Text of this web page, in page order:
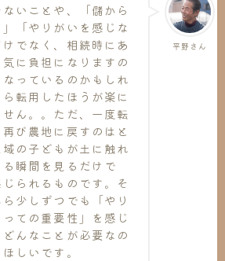
平野さん
いことや、「儲から
「やりがいを感じな
でなく、相続時にあ
に負担になりますの
っているのかもしれ
転用したほうが楽に
ん。。ただ、一度転
び農地に戻すのはと
の子どもが土に触れ
瞬間を見るだけで
られるものです。そ
少しずつでも「やり
ての重要性」を感じ
んなことが必要なの
しいです。